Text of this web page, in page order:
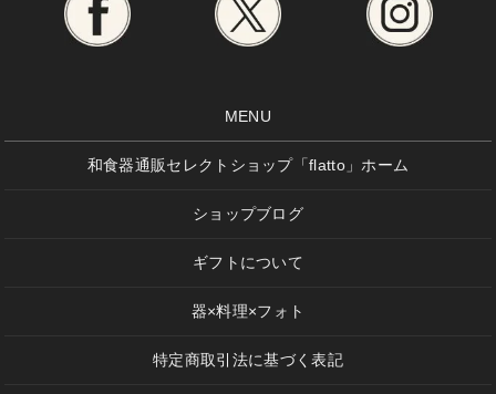
MENU
和食器通販セレクトショップ「flatto」ホーム
ショップブログ
ギフトについて
器×料理×フォト
特定商取引法に基づく表記